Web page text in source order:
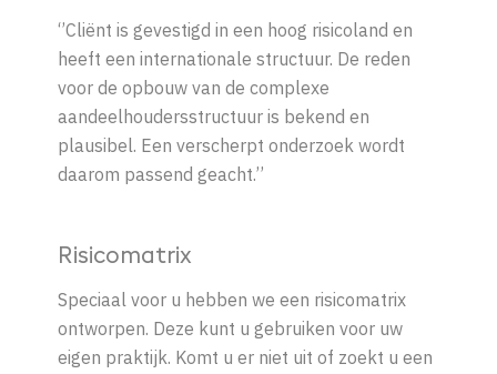
‘’Cliënt is gevestigd in een hoog risicoland en
heeft een internationale structuur. De reden
voor de opbouw van de complexe
aandeelhoudersstructuur is bekend en
plausibel. Een verscherpt onderzoek wordt
daarom passend geacht.’’
Risicomatrix
Speciaal voor u hebben we een risicomatrix
ontworpen. Deze kunt u gebruiken voor uw
eigen praktijk. Komt u er niet uit of zoekt u een